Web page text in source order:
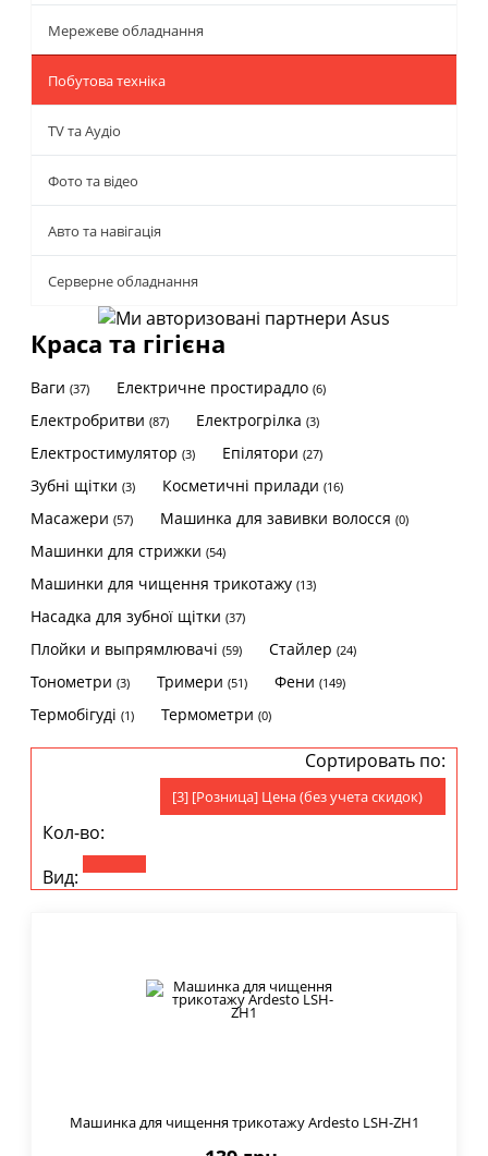
Мережеве обладнання
Побутова техніка
TV та Аудіо
Фото та відео
Авто та навігація
Серверне обладнання
Краса та гігієна
Ваги (37) Електричне простирадло (6)
Електробритви (87) Електрогрілка (3)
Електростимулятор (3) Епілятори (27)
Зубні щітки (3) Косметичні прилади (16)
Масажери (57) Машинка для завивки волосся (0)
Машинки для стрижки (54)
Машинки для чищення трикотажу (13)
Насадка для зубної щітки (37)
Плойки и выпрямлювачі (59) Стайлер (24)
Тонометри (3) Тримери (51) Фени (149)
Термобігуді (1) Термометри (0)
Сортировать по:
[3] [Розница] Цена (без учета скидок)
Кол-во:
Вид:
Машинка для чищення трикотажу Ardesto LSH-ZH1